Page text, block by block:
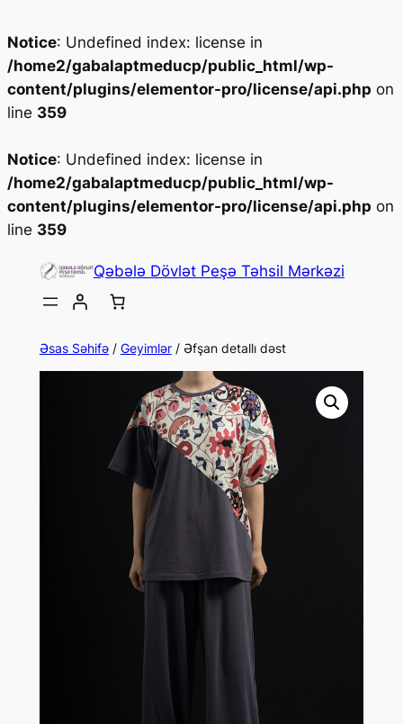
Notice: Undefined index: license in
/home2/gabalaptmeducp/public_html/wp-
content/plugins/elementor-pro/license/api.php on
line 359
Notice: Undefined index: license in
/home2/gabalaptmeducp/public_html/wp-
content/plugins/elementor-pro/license/api.php on
line 359
Qəbələ Dövlət Peşə Təhsil Mərkəzi
Əsas Səhifə/ Geyimlər/ Əfşan detallı dəst